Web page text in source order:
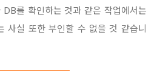
를 확인하는 것과 같은 작업에서는
사실 또한 부인할 수 없을 것 같습니